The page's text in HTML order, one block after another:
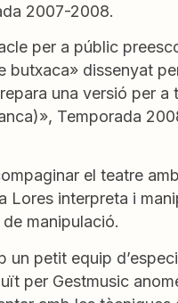
2007-2008.
per a públic
butxaca» dissenyat
una versió per a
Temporada
el teatre
interpreta i
manipulació.
petit equip
per Gestmusic